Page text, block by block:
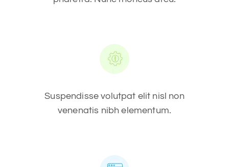
Suspendisse volutpat elit nisl non
venenatis nibh elementum.